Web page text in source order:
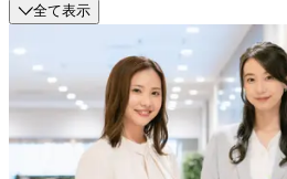
全て表示